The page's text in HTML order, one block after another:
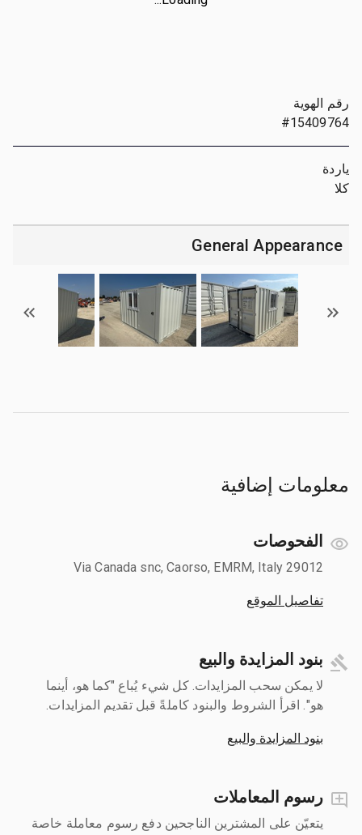
رقم الهوية
#15409764
ياردة
كلا
General Appearance
معلومات إضافية
الفحوصات
Via Canada snc, Caorso, EMRM, Italy 29012
تفاصيل الموقع
بنود المزايدة والبيع
لا يمكن سحب المزايدات. كل شيء يُباع "كما هو، أينما
هو". اقرأ الشروط والبنود كاملةً قبل تقديم المزايدات.
بنود المزايدة والبيع
رسوم المعاملات
يتعيّن على المشترين الناجحين دفع رسوم معاملة خاصة